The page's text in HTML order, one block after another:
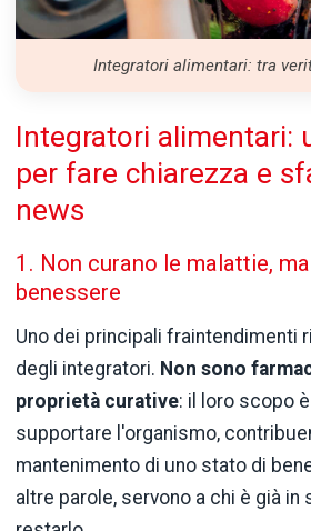
Integratori alimentari: tra
Integratori alimentari:
per fare chiarezza e
news
1. Non curano le malattie,
benessere
Uno dei principali fraintendimenti
degli integratori. Non sono
proprietà curative: il loro scopo
supportare l'organismo,
mantenimento di uno stato di
altre parole, servono a chi è già in